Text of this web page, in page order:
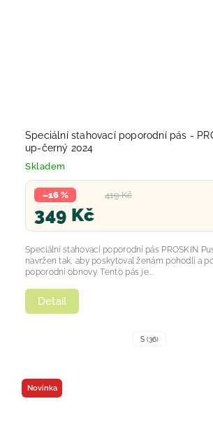
Speciální stahovací poporodní pás -
up-černý 2024
Skladem
419 Kč
–16 %
349 Kč
Detail
Speciální stahovací poporodní pás PROSKIN
navržen tak, aby poskytoval ženám pohodlí a
poporodní obnovy. Tento pás je...
S (36)
Novinka